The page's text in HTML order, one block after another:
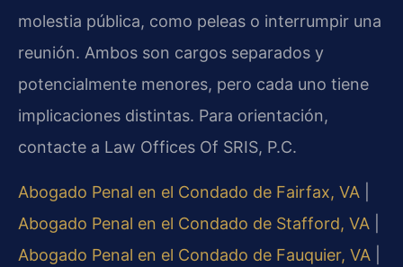
molestia pública, como peleas o interrumpir una
reunión. Ambos son cargos separados y
potencialmente menores, pero cada uno tiene
implicaciones distintas. Para orientación,
contacte a Law Offices Of SRIS, P.C.
Abogado Penal en el Condado de Fairfax, VA
Abogado Penal en el Condado de Stafford, VA
Abogado Penal en el Condado de Fauquier, VA